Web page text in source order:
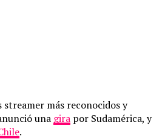
streamer más reconocidos y
una gira por Sudamérica, y
.